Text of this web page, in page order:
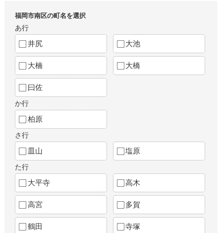
福岡市南区の町名を選択
あ行
井尻 大池
大楠 大橋
曰佐
か行
柏原
さ行
皿山 塩原
た行
大平寺 高木
高宮 多賀
鶴田 寺塚